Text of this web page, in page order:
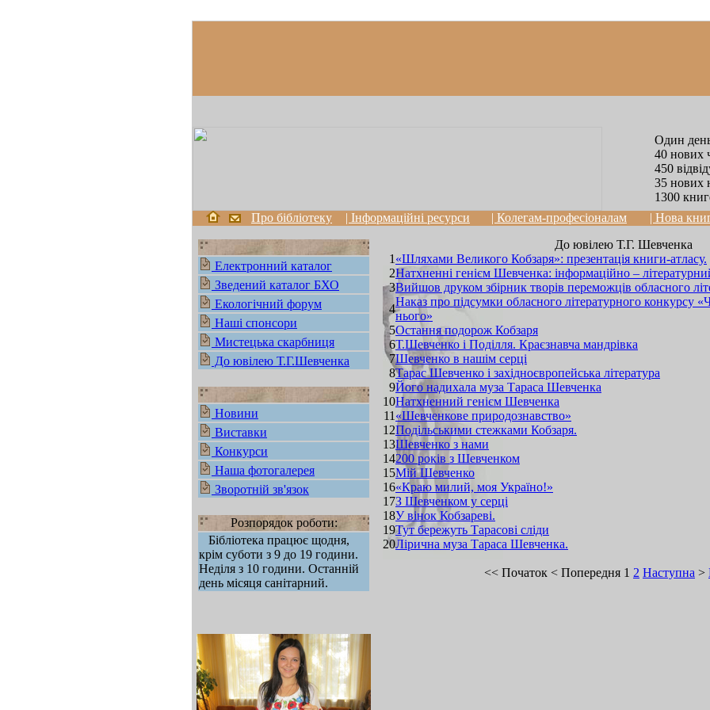
Один день
40 нових
450
35 нових
1300
Про бібліотеку
| Інформаційні ресурси | Колегам-професіоналам | Нова
Електронний каталог
Зведений каталог БХО
Екологічний форум
Наші спонсори
Мистецька скарбниця
До ювілею Т.Г.Шевченка
Новини
Виставки
Конкурси
Наша фотогалерея
Зворотній зв'язок
Розпорядок роботи:
Бібліотека працює щодня,
крім суботи з 9 до 19 години.
Неділя з 10 години. Останній
день місяця санітарний.
До ювілею Т.Г. Шевченка
1 «Шляхами Великого Кобзаря»: презентація книги-атласу.
2Натхненні генієм Шевченка: інформаційно –
3Вийшов друком збірник творів переможців обласного
4
Наказ про підсумки обласного літературного конкурсу
нього»
5Остання подорож Кобзаря
6Т.Шевченко і Поділля. Краєзнавча мандрівка
7Шевченко в нашім серці
8Тарас Шевченко і західноєвропейська література
9Його надихала муза Тараса Шевченка
10Натхненний генієм Шевченка
11 «Шевченкове природознавство»
12Подільськими стежками Кобзаря.
13Шевченко з нами
14200 років з Шевченком
15Мій Шевченко
16«Краю милий, моя Україно!»
17З Шевченком у серці
18У вінок Кобзареві.
19Тут бережуть Тарасові сліди
20Лірична муза Тараса Шевченка.
<< Початок < Попередня 1 2 Наступна >